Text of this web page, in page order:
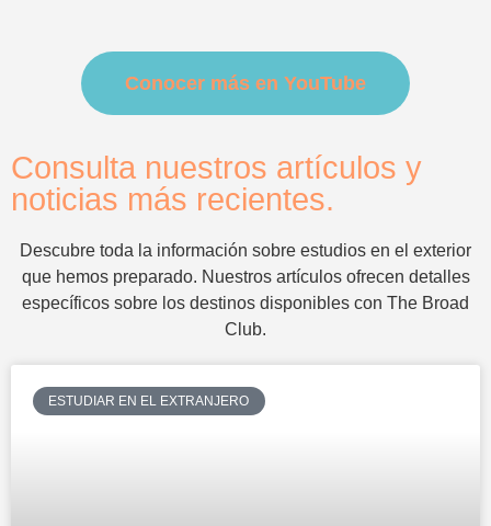
Conocer más en YouTube
Consulta nuestros artículos y
noticias más recientes.
Descubre toda la información sobre estudios en el exterior
que hemos preparado. Nuestros artículos ofrecen detalles
específicos sobre los destinos disponibles con The Broad
Club.
ESTUDIAR EN EL EXTRANJERO